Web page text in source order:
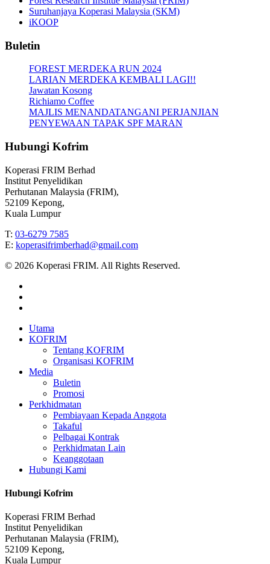
Suruhanjaya Koperasi Malaysia (SKM)
iKOOP
Buletin
FOREST MERDEKA RUN 2024
LARIAN MERDEKA KEMBALI LAGI!!
Jawatan Kosong
Richiamo Coffee
MAJLIS MENANDATANGANI PERJANJIAN
PENYEWAAN TAPAK SPF MARAN
Hubungi Kofrim
Koperasi FRIM Berhad
Institut Penyelidikan
Perhutanan Malaysia (FRIM),
52109 Kepong,
Kuala Lumpur
T: 03-6279 7585
E: koperasifrimberhad@gmail.com
© 2026 Koperasi FRIM. All Rights Reserved.
Close
Menu
Utama
KOFRIM
Tentang KOFRIM
Organisasi KOFRIM
Media
Buletin
Promosi
Perkhidmatan
Pembiayaan Kepada Anggota
Takaful
Pelbagai Kontrak
Perkhidmatan Lain
Keanggotaan
Hubungi Kami
Hubungi Kofrim
Koperasi FRIM Berhad
Institut Penyelidikan
Perhutanan Malaysia (FRIM),
52109 Kepong,
Kuala Lumpur